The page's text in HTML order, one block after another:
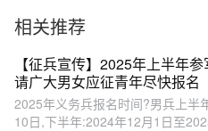
相关推荐
【征兵宣传】2025年上半年
请广大男女应征青年尽快报名
2025年义务兵报名时间?男兵上半
10日,下半年:2024年12月1日至